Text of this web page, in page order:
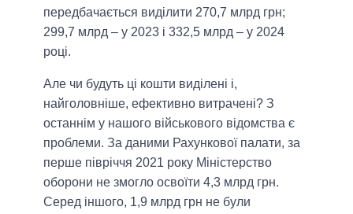
передбачається виділити 270,7 млрд грн;
299,7 млрд – у 2023 і 332,5 млрд – у 2024
році.
Але чи будуть ці кошти виділені і,
найголовніше, ефективно витрачені? З
останнім у нашого військового відомства є
проблеми. За даними Рахункової палати, за
перше півріччя 2021 року Міністерство
оборони не змогло освоїти 4,3 млрд грн.
Серед іншого, 1,9 млрд грн не були